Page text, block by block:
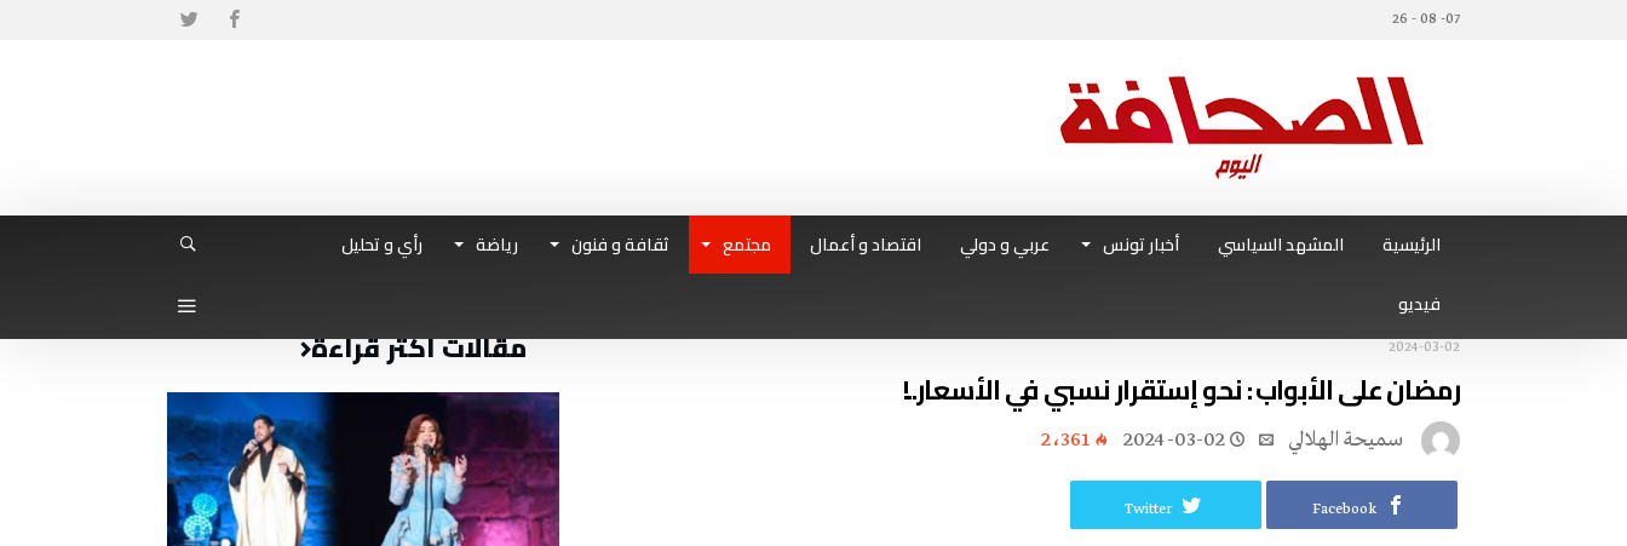
07- 08 - 26
الرئيسية المشهد السياسي أخبار تونس عربي و دولي اقتصاد و أعمال مجتمع ثقافة و فنون رياضة
رأي و تحليل
فيديو
2024-03-02
رمضان على الأبواب : نحو إستقرار نسبي في الأسعار..!
سميحة الهلالي 2024-03-02 2٬361
Facebook
Twitter
مقالات أكثر قراءة